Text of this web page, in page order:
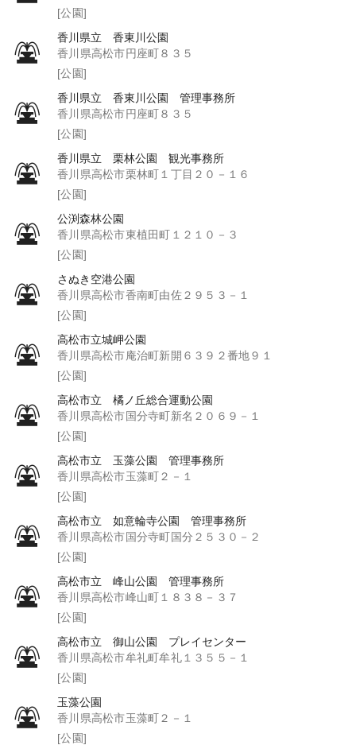
[公園]
香川県立 香東川公園
香川県高松市円座町８３５
[公園]
香川県立 香東川公園 管理事務所
香川県高松市円座町８３５
[公園]
香川県立 栗林公園 観光事務所
香川県高松市栗林町１丁目２０－１６
[公園]
公渕森林公園
香川県高松市東植田町１２１０－３
[公園]
さぬき空港公園
香川県高松市香南町由佐２９５３－１
[公園]
高松市立城岬公園
香川県高松市庵治町新開６３９２番地９１
[公園]
高松市立 橘ノ丘総合運動公園
香川県高松市国分寺町新名２０６９－１
[公園]
高松市立 玉藻公園 管理事務所
香川県高松市玉藻町２－１
[公園]
高松市立 如意輪寺公園 管理事務所
香川県高松市国分寺町国分２５３０－２
[公園]
高松市立 峰山公園 管理事務所
香川県高松市峰山町１８３８－３７
[公園]
高松市立 御山公園 プレイセンター
香川県高松市牟礼町牟礼１３５５－１
[公園]
玉藻公園
香川県高松市玉藻町２－１
[公園]